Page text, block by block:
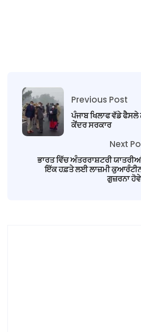
Previous Post
ਪੰਜਾਬ ਖਿਲਾਫ ਵੱਡੇ
ਕੇਂਦਰ ਸਰਕਾਰ
Next
ਭਾਰਤ ਵਿੱਚ ਅੰਤਰਰਾਸ਼ਟਰੀ
ਇੱਕ ਹਫ਼ਤੇ ਲਈ ਲਾਜ਼ਮੀ
ਗੁਜ਼ਰਨਾ